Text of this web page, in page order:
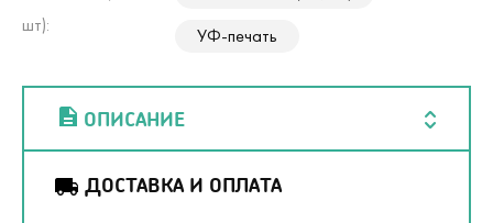
шт):
УФ-печать
ОПИСАНИЕ
ДОСТАВКА И ОПЛАТА